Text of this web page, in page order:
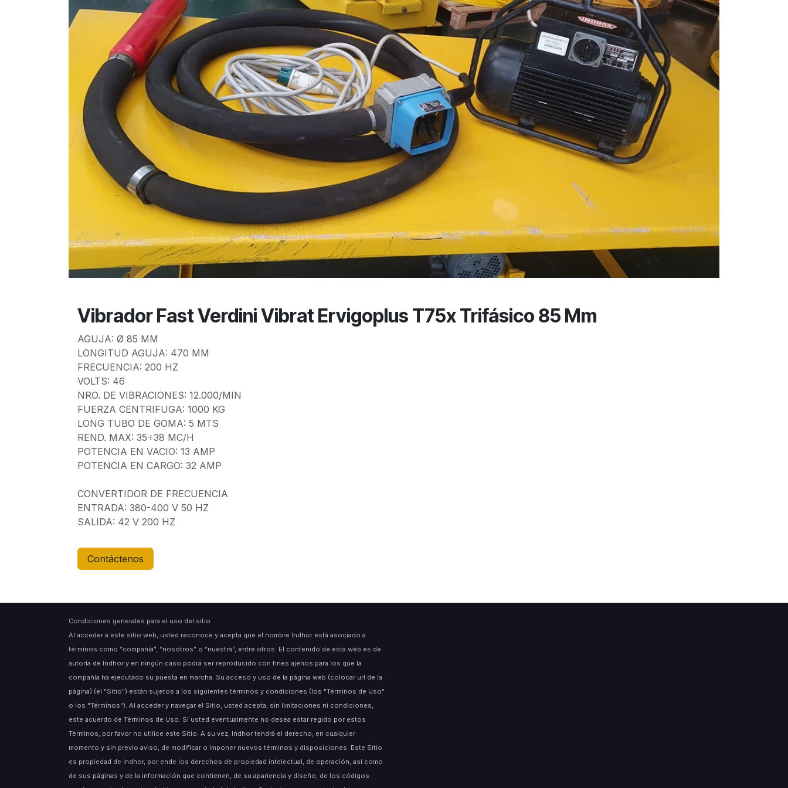
Vibrador Fast Verdini Vibrat Ervigoplus T75x Trifásico 85 Mm
AGUJA: Ø 85 MM
LONGITUD AGUJA: 470 MM
FRECUENCIA: 200 HZ
VOLTS: 46
NRO. DE VIBRACIONES: 12.000/MIN
FUERZA CENTRIFUGA: 1000 KG
LONG TUBO DE GOMA: 5 MTS
REND. MAX: 35÷38 MC/H
POTENCIA EN VACIO: 13 AMP
POTENCIA EN CARGO: 32 AMP
CONVERTIDOR DE FRECUENCIA
ENTRADA: 380-400 V 50 HZ
SALIDA: 42 V 200 HZ
Contáctenos
Condiciones generales para el uso del sitio
Al acceder a este sitio web, usted reconoce y acepta que el nombre Indhor está asociado a
términos como “compañía”, “nosotros” o “nuestra”, entre otros. El contenido de esta web es de
autoría de Indhor y en ningún caso podrá ser reproducido con fines ajenos para los que la
compañía ha ejecutado su puesta en marcha. Su acceso y uso de la página web (colocar url de la
página) (el "Sitio") están sujetos a los siguientes términos y condiciones (los "Términos de Uso"
o los "Términos"). Al acceder y navegar el Sitio, usted acepta, sin limitaciones ni condiciones,
este acuerdo de Términos de Uso. Si usted eventualmente no desea estar regido por estos
Términos, por favor no utilice este Sitio. A su vez, Indhor tendrá el derecho, en cualquier
momento y sin previo aviso, de modificar o imponer nuevos términos y disposiciones. Este Sitio
es propiedad de Indhor, por ende los derechos de propiedad intelectual, de operación, así como
de sus páginas y de la información que contienen, de su apariencia y diseño, de los códigos